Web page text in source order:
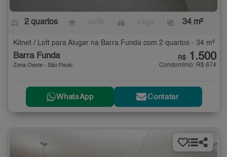
2 quartos 34 m²
Kitnet / Loft para Alugar na Barra Funda com 2 quartos - 34 m²
Barra Funda
Zona Oeste - São Paulo
R$ 1.500
Condomínio: R$ 674
WhatsApp Contatar